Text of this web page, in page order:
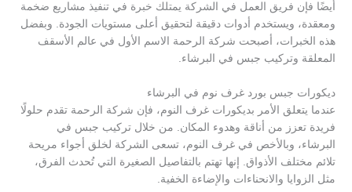
أيضًا فإن فريق العمل في الشركة يمتلك خبرة في تنفيذ مشاريع ضخمة
ومعقدة، ويستخدم أدوات دقيقة لتحقيق أعلى مستويات الجودة. وبفضل
هذه الخبرات، أصبحت شركة الرحمة الاسم الأول في عالم الأسقف
المعلقة وتركيب جبس في البرشاء.
ديكورات جبس بورد غرف نوم في البرشاء
عندما يتعلق الأمر بديكورات غرف النوم، فإن شركة الرحمة تقدم حلولًا
فريدة تعزز من أناقة وهدوء المكان. من خلال تركيب جبس في
البرشاء، وبالأخص في غرف النوم، تسعى الشركة لخلق أجواء مريحة
تلائم مختلف الأذواق. إنها تهتم بالتفاصيل الصغيرة التي تُحدث الفرق،
مثل الزوايا والانحناءات والإضاءة الخفية.